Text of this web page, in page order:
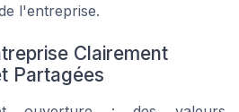
l'entreprise.
Clairement
Partagées